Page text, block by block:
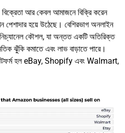
বিক্রেতা আর কেবল আমাজনে বিক্রি করেন
পেশাদার হয়ে উঠেছে। বেশিরভাগ অনলাইন
কৌশল, যা অন্তত একটি অতিরিক্ত
ঝুঁকি কমাতে এবং লাভ বাড়াতে পারে।
হল eBay, Shopify এবং Walmart,